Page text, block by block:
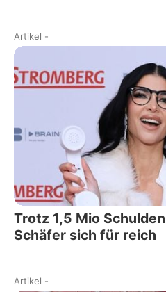
Artikel -
Trotz 1,5 Mio
Schäfer sich für reich
Artikel -